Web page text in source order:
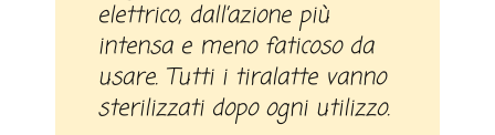
elettrico, dall’azione più
intensa e meno faticoso da
usare. Tutti i tiralatte vanno
sterilizzati dopo ogni utilizzo.